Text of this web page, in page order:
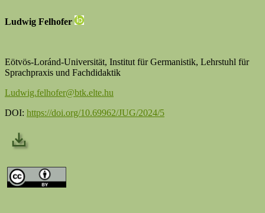
Ludwig Felhofer
Eötvös-Loránd-Universität, Institut für Germanistik, Lehrstuhl für
Sprachpraxis und Fachdidaktik
Ludwig.felhofer@btk.elte.hu
DOI: https://doi.org/10.69962/JUG/2024/5